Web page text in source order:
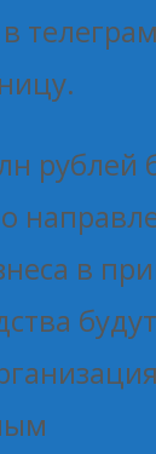
рублей
в
будут